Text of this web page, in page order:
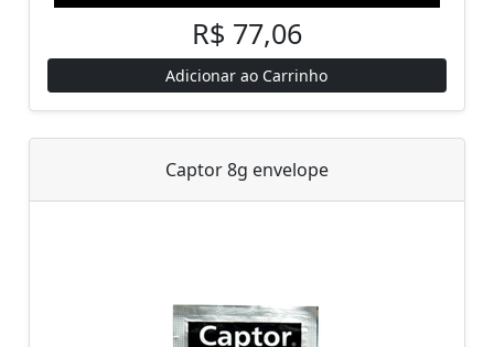
R$ 77,06
Adicionar ao Carrinho
Captor 8g envelope